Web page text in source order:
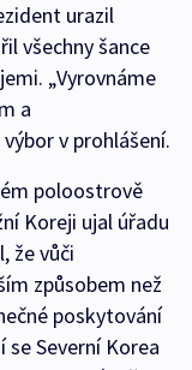
urazil
všechny šance
„Vyrovnáme
a
v prohlášení.
poloostrově
Koreji ujal úřadu
že vůči
způsobem než
poskytování
Severní Korea